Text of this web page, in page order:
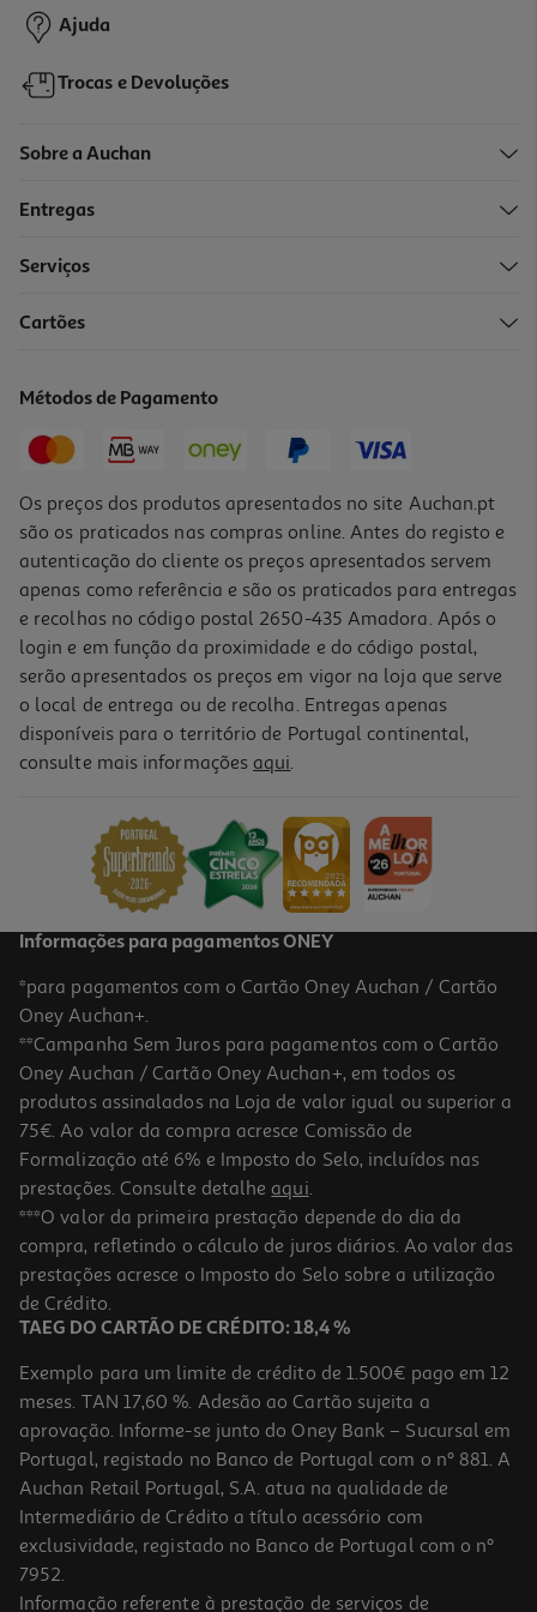
160x200cm
10,99 €
Lençol De Baixo Com Elástico Actuel Azul 100%algodão
160x200cm
16.99 €/un
16,99 €
Indisponível online
5.0 (1)
Lençol De Baixo Com Elástico Actuel Cinzento 100% Algodão
160x200cm
12.5 €/un
Price reduced from
16,99 € to
12,50 €
Promoção
-29%
Price reduced from
16,99 €to
Promoção
-12%
Lençol De Baixo Com Elástico Actuel Taupe Percal 180x200cm
Price reduced from
15,00 €
4.0
Lençol De Baixo Com Elástico Actuel Azul 52% Poliester / 48%
Algodão 140x200cm
10.49 €/un
10,49 €
-35%
Ajuda
Trocas e Devoluções
Sobre a Auchan
Entregas
Serviços
Cartões
Métodos de Pagamento
Os preços dos produtos apresentados no site Auchan.pt
são os praticados nas compras online. Antes do registo e
autenticação do cliente os preços apresentados servem
apenas como referência e são os praticados para entregas
e recolhas no código postal 2650-435 Amadora. Após o
login e em função da proximidade e do código postal,
serão apresentados os preços em vigor na loja que serve
o local de entrega ou de recolha. Entregas apenas
disponíveis para o território de Portugal continental,
consulte mais informações aqui.
Informações para pagamentos ONEY
*para pagamentos com o Cartão Oney Auchan / Cartão
Oney Auchan+.
**Campanha Sem Juros para pagamentos com o Cartão
Oney Auchan / Cartão Oney Auchan+, em todos os
produtos assinalados na Loja de valor igual ou superior a
75€. Ao valor da compra acresce Comissão de
Formalização até 6% e Imposto do Selo, incluídos nas
prestações. Consulte detalhe aqui.
***O valor da primeira prestação depende do dia da
compra, refletindo o cálculo de juros diários. Ao valor das
prestações acresce o Imposto do Selo sobre a utilização
de Crédito.
TAEG DO CARTÃO DE CRÉDITO: 18,4 %
Exemplo para um limite de crédito de 1.500€ pago em 12
meses. TAN 17,60 %. Adesão ao Cartão sujeita a
aprovação. Informe-se junto do Oney Bank – Sucursal em
Portugal, registado no Banco de Portugal com o nº 881. A
Auchan Retail Portugal, S.A. atua na qualidade de
Intermediário de Crédito a título acessório com
exclusividade, registado no Banco de Portugal com o nº
7952.
Informação referente à prestação de serviços de